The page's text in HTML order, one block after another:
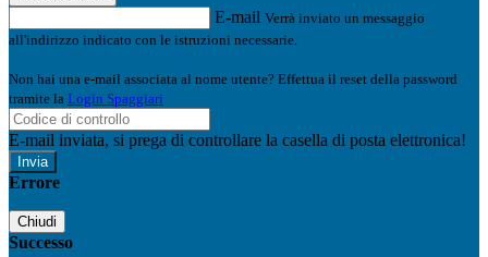
E-mail Verrà inviato un messaggio
all'indirizzo indicato con le istruzioni necessarie.
Non hai una e-mail associata al nome utente? Effettua il reset della password
tramite la Login Spaggiari
E-mail inviata, si prega di controllare la casella di posta elettronica!
Errore
Chiudi
Successo